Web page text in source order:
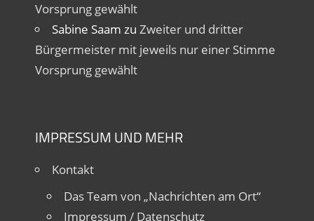
Vorsprung gewählt
Sabine Saam zu Zweiter und dritter
Bürgermeister mit jeweils nur einer Stimme
Vorsprung gewählt
IMPRESSUM UND MEHR
Kontakt
Das Team von „Nachrichten am Ort“
Impressum / Datenschutz